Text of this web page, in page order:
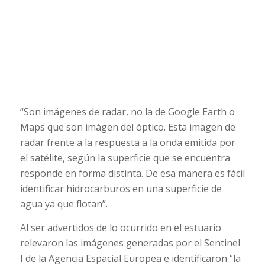
“Son imágenes de radar, no la de Google Earth o
Maps que son imágen del óptico. Esta imagen de
radar frente a la respuesta a la onda emitida por
el satélite, según la superficie que se encuentra
responde en forma distinta. De esa manera es fácil
identificar hidrocarburos en una superficie de
agua ya que flotan”.
Al ser advertidos de lo ocurrido en el estuario
relevaron las imágenes generadas por el Sentinel
I de la Agencia Espacial Europea e identificaron “la